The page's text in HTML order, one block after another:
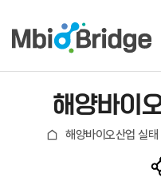
해양바이
해양바이오산업 실태